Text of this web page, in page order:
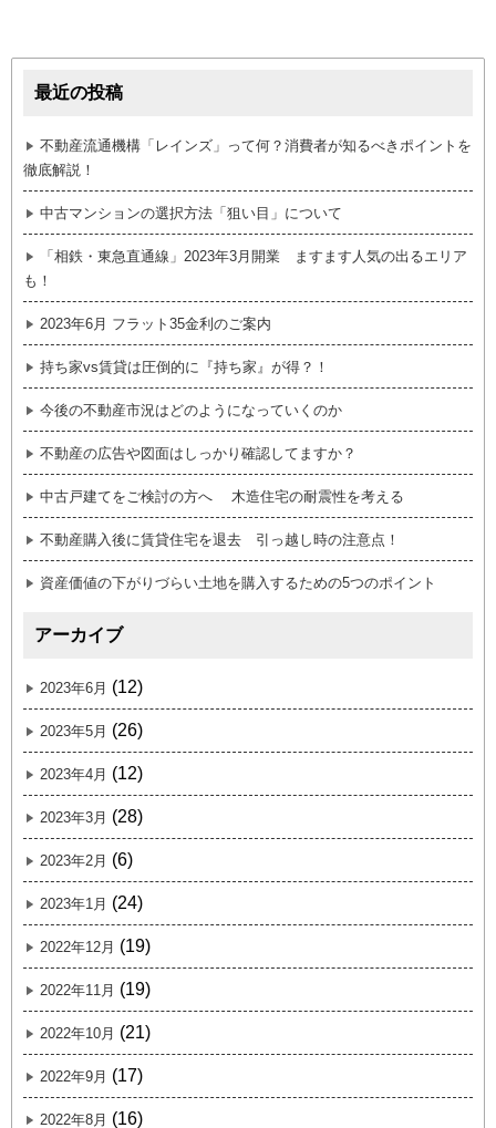
最近の投稿
不動産流通機構「レインズ」って何？消費者が知るべきポイントを
徹底解説！
中古マンションの選択方法「狙い目」について
「相鉄・東急直通線」2023年3月開業 ますます人気の出るエリア
も！
2023年6月 フラット35金利のご案内
持ち家vs賃貸は圧倒的に『持ち家』が得？！
今後の不動産市況はどのようになっていくのか
不動産の広告や図面はしっかり確認してますか？
中古戸建てをご検討の方へ 木造住宅の耐震性を考える
不動産購入後に賃貸住宅を退去 引っ越し時の注意点！
資産価値の下がりづらい土地を購入するための5つのポイント
アーカイブ
2023年6月 (12)
2023年5月 (26)
2023年4月 (12)
2023年3月 (28)
2023年2月 (6)
2023年1月 (24)
2022年12月 (19)
2022年11月 (19)
2022年10月 (21)
2022年9月 (17)
2022年8月 (16)